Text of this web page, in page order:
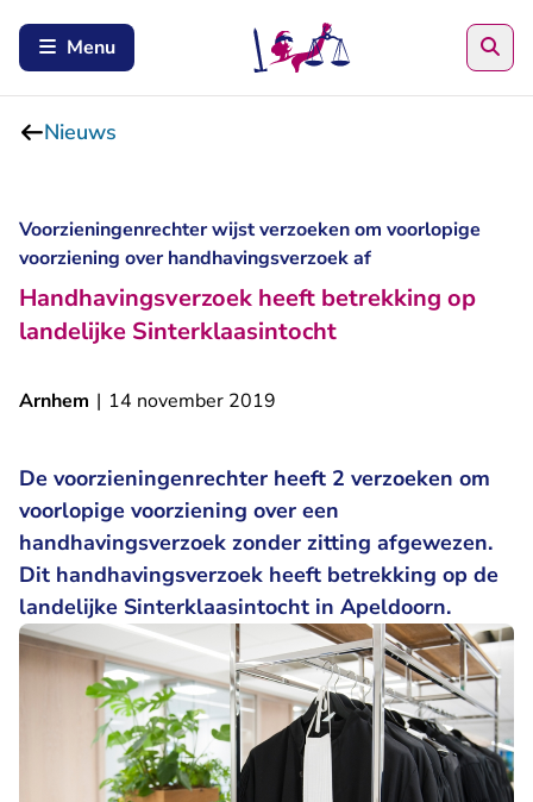
Menu
Nieuws
Voorzieningenrechter wijst verzoeken om voorlopige
voorziening over handhavingsverzoek af
Handhavingsverzoek heeft betrekking op
landelijke Sinterklaasintocht
Arnhem | 14 november 2019
De voorzieningenrechter heeft 2 verzoeken om
voorlopige voorziening over een
handhavingsverzoek zonder zitting afgewezen.
Dit handhavingsverzoek heeft betrekking op de
landelijke Sinterklaasintocht in Apeldoorn.